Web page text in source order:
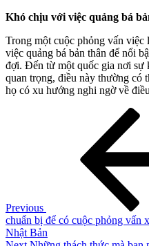
Khó chịu với việc quảng bá
Trong một cuộc phỏng vấn
việc quảng bá bản thân để nổi
đợi. Đến từ một quốc gia nơi sự
quan trọng, điều này thường có
họ có xu hướng nghi ngờ về
Previous
chuẩn bị để có cuộc phỏng vấn
Nhật Bản